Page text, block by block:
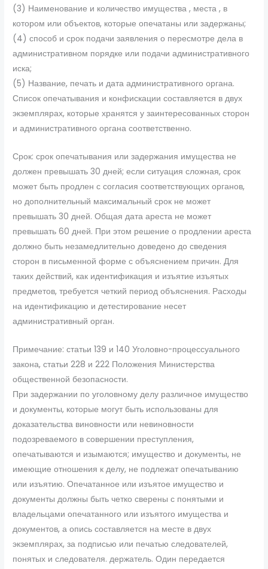
(3) Наименование и количество имущества , места , в
котором или объектов, которые опечатаны или задержаны;
(4) способ и срок подачи заявления о пересмотре дела в
административном порядке или подачи административного
иска;
(5) Название, печать и дата административного органа.
Список опечатывания и конфискации составляется в двух
экземплярах, которые хранятся у заинтересованных сторон
и административного органа соответственно.
Срок: срок опечатывания или задержания имущества не
должен превышать 30 дней; если ситуация сложная, срок
может быть продлен с согласия соответствующих органов,
но дополнительный максимальный срок не может
превышать 30 дней. Общая дата ареста не может
превышать 60 дней. При этом решение о продлении ареста
должно быть незамедлительно доведено до сведения
сторон в письменной форме с объяснением причин. Для
таких действий, как идентификация и изъятие изъятых
предметов, требуется четкий период объяснения. Расходы
на идентификацию и детестирование несет
административный орган.
Примечание: статьи 139 и 140 Уголовно-процессуального
закона, статьи 228 и 222 Положения Министерства
общественной безопасности.
При задержании по уголовному делу различное имущество
и документы, которые могут быть использованы для
доказательства виновности или невиновности
подозреваемого в совершении преступления,
опечатываются и изымаются; имущество и документы, не
имеющие отношения к делу, не подлежат опечатыванию
или изъятию. Опечатанное или изъятое имущество и
документы должны быть четко сверены с понятыми и
владельцами опечатанного или изъятого имущества и
документов, а опись составляется на месте в двух
экземплярах, за подписью или печатью следователей,
понятых и следователя. держатель. Один передается